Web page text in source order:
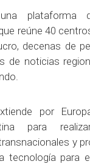
plataforma
reúne 40
decenas de
de noticias
por
para
y
tecnología para